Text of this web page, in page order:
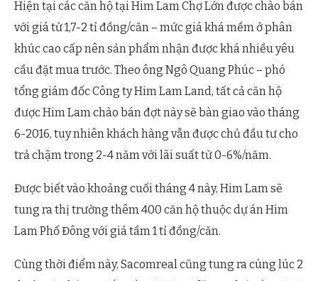
Hiện tại các căn hộ tại Him Lam Chợ Lớn được chào bán
với giá từ 1,7-2 tỉ đồng/căn – mức giá khá mềm ở phân
khúc cao cấp nên sản phẩm nhận được khá nhiều yêu
cầu đặt mua trước. Theo ông Ngô Quang Phúc – phó
tổng giám đốc Công ty Him Lam Land, tất cả căn hộ
được Him Lam chào bán đợt này sẽ bàn giao vào tháng
6-2016, tuy nhiên khách hàng vẫn được chủ đầu tư cho
trả chậm trong 2-4 năm với lãi suất từ 0-6%/năm.
Được biết vào khoảng cuối tháng 4 này, Him Lam sẽ
tung ra thị trường thêm 400 căn hộ thuộc dự án Him
Lam Phố Đông với giá tầm 1 tỉ đồng/căn.
Cùng thời điểm này, Sacomreal cũng tung ra cùng lúc 2